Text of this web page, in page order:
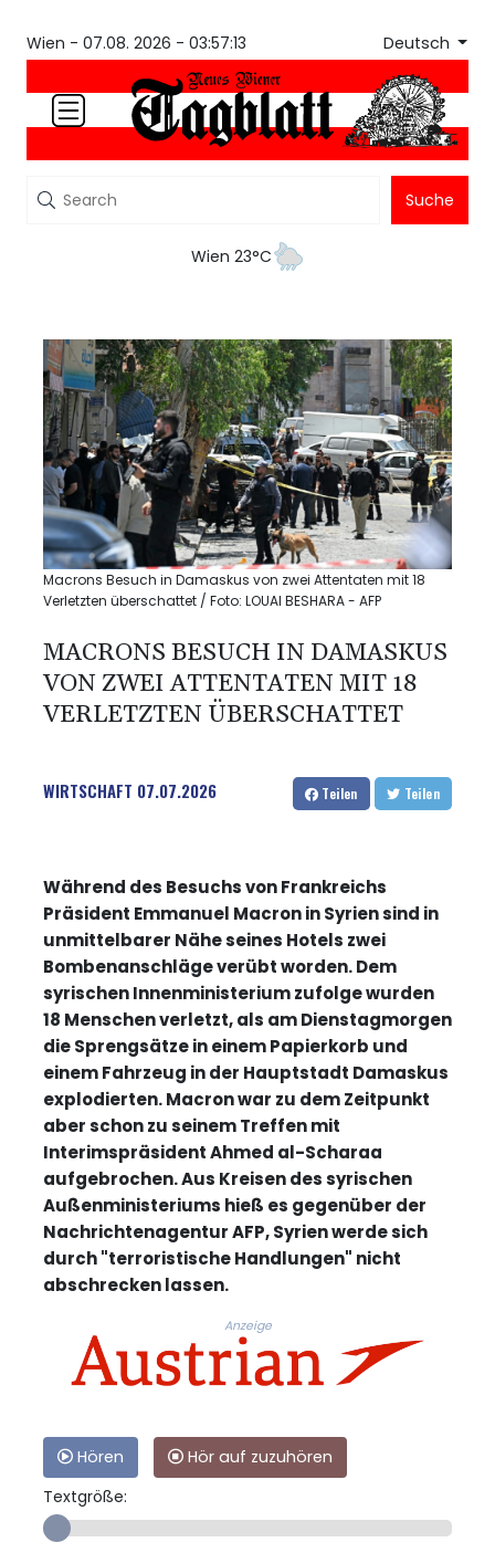
Wien - 07.08. 2026 - 03:57:13 Deutsch
Suche
Wien 23°C
Macrons Besuch in Damaskus von zwei Attentaten mit 18
Verletzten überschattet / Foto: LOUAI BESHARA - AFP
MACRONS BESUCH IN DAMASKUS
VON ZWEI ATTENTATEN MIT 18
VERLETZTEN ÜBERSCHATTET
WIRTSCHAFT 07.07.2026 Teilen Teilen
Während des Besuchs von Frankreichs
Präsident Emmanuel Macron in Syrien sind in
unmittelbarer Nähe seines Hotels zwei
Bombenanschläge verübt worden. Dem
syrischen Innenministerium zufolge wurden
18 Menschen verletzt, als am Dienstagmorgen
die Sprengsätze in einem Papierkorb und
einem Fahrzeug in der Hauptstadt Damaskus
explodierten. Macron war zu dem Zeitpunkt
aber schon zu seinem Treffen mit
Interimspräsident Ahmed al-Scharaa
aufgebrochen. Aus Kreisen des syrischen
Außenministeriums hieß es gegenüber der
Nachrichtenagentur AFP, Syrien werde sich
durch "terroristische Handlungen" nicht
abschrecken lassen.
Anzeige
Hören
Hör auf zuzuhören
Textgröße: